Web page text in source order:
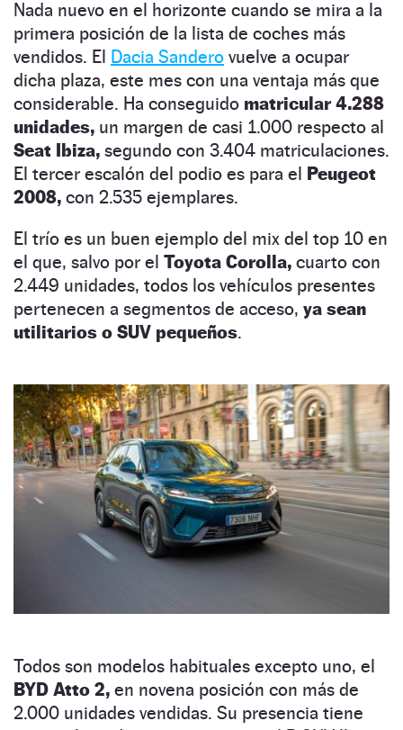
Nada nuevo en el horizonte cuando se mira a la
primera posición de la lista de coches más
vendidos. El Dacia Sandero vuelve a ocupar
dicha plaza, este mes con una ventaja más que
considerable. Ha conseguido matricular 4.288
unidades, un margen de casi 1.000 respecto al
Seat Ibiza, segundo con 3.404 matriculaciones.
El tercer escalón del podio es para el Peugeot
2008, con 2.535 ejemplares.
El trío es un buen ejemplo del mix del top 10 en
el que, salvo por el Toyota Corolla, cuarto con
2.449 unidades, todos los vehículos presentes
pertenecen a segmentos de acceso, ya sean
utilitarios o SUV pequeños.
Todos son modelos habituales excepto uno, el
BYD Atto 2, en novena posición con más de
2.000 unidades vendidas. Su presencia tiene